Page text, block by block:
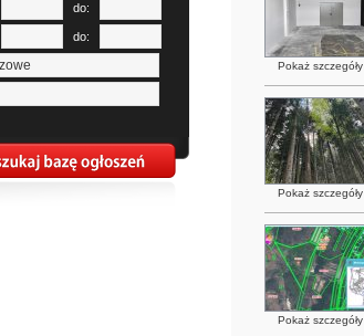
do:
do:
Pokaż szczegóły
Pokaż szczegóły
Pokaż szczegóły